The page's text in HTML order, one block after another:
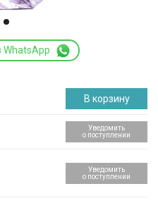
WhatsApp
В корзину
Уведомить
о поступлении
Уведомить
о поступлении